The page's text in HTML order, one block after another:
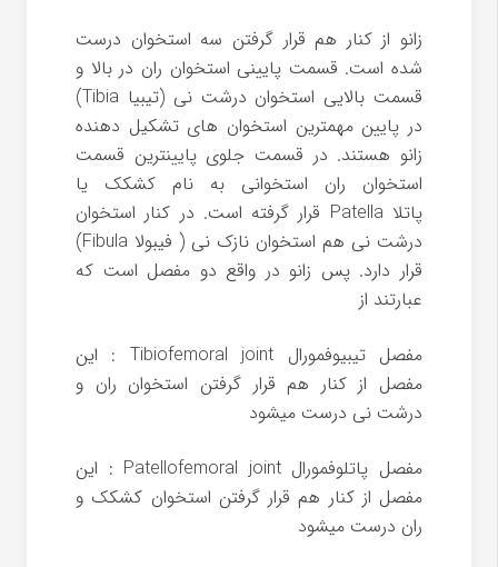
زانو از کنار هم قرار گرفتن سه استخوان درست
شده است. قسمت پایینی استخوان ران در بالا و
قسمت بالایی استخوان درشت نی (تیبیا Tibia)
در پایین مهمترین استخوان های تشکیل دهنده
زانو هستند. در قسمت جلوی پایینترین قسمت
استخوان ران استخوانی به نام کشکک یا
پاتلا Patella قرار گرفته است. در کنار استخوان
درشت نی هم استخوان نازک نی ( فیبولا Fibula)
قرار دارد. پس زانو در واقع دو مفصل است که
عبارتند از
مفصل تیبیوفمورال Tibiofemoral joint : این
مفصل از کنار هم قرار گرفتن استخوان ران و
درشت نی درست میشود
مفصل پاتلوفمورال Patellofemoral joint : این
مفصل از کنار هم قرار گرفتن استخوان کشکک و
ران درست میشود